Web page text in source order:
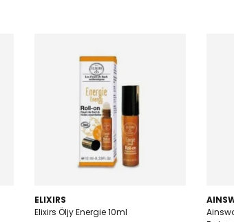
ELIXIRS
Elixirs Öljy Energie 10ml